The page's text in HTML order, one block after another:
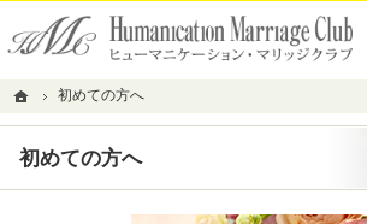
ホーム
初めての方へ
初めての方へ
経験豊富なコンサルタント。目黒・渋谷の結婚相談所なら当
目黒・渋谷の結婚相談所なら新しい出会いの場を開くヒュー